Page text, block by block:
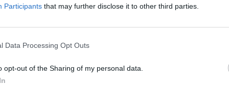
Participants that may further disclose it to other third parties.
Data Processing Opt Outs
opt-out of the Sharing of my personal data.
em cinco freguesias:Canedo(30,72%, com 964
cinco freguesias no concelho de